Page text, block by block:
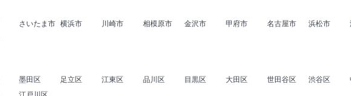
さいたま市 横浜市 川崎市 相模原市 金沢市 甲府市 名古屋市 浜松市
墨田区 足立区 江東区 品川区 目黒区 大田区 世田谷区 渋谷区